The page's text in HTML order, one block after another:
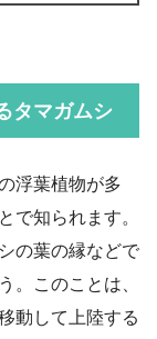
タマガムシ
浮葉植物が多
で知られます。
の葉の縁などで
。このことは、
動して上陸する